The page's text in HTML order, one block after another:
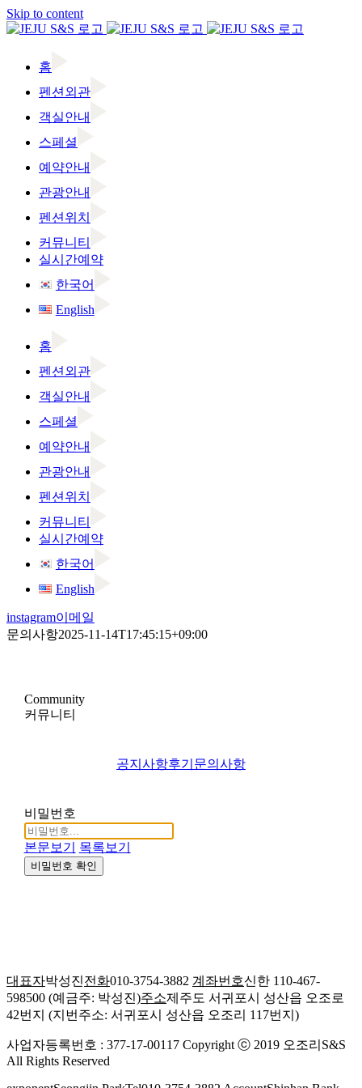
Skip to content
홈
펜션외관
객실안내
스페셜
예약안내
관광안내
펜션위치
커뮤니티
실시간예약
한국어
English
홈
펜션외관
객실안내
스페셜
예약안내
관광안내
펜션위치
커뮤니티
실시간예약
한국어
English
instagram이메일
문의사항2025-11-14T17:45:15+09:00
Community
커뮤니티
공지사항후기 문의사항
비밀번호
본문보기 목록보기
비밀번호 확인
대표자박성진전화010-3754-3882 계좌번호신한 110-467-
598500 (예금주: 박성진)주소제주도 서귀포시 성산읍 오조로
42번지 (지번주소: 서귀포시 성산읍 오조리 117번지)
사업자등록번호 : 377-17-00117 Copyright ⓒ 2019 오조리S&S
All Rights Reserved